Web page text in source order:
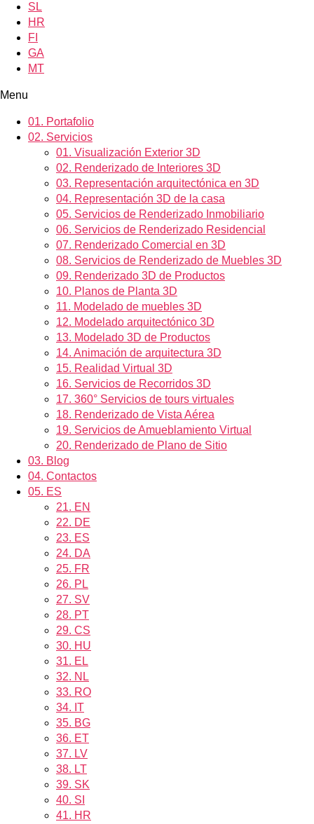
SL
HR
FI
GA
MT
Menu
01. Portafolio
02. Servicios
01. Visualización Exterior 3D
02. Renderizado de Interiores 3D
03. Representación arquitectónica en 3D
04. Representación 3D de la casa
05. Servicios de Renderizado Inmobiliario
06. Servicios de Renderizado Residencial
07. Renderizado Comercial en 3D
08. Servicios de Renderizado de Muebles 3D
09. Renderizado 3D de Productos
10. Planos de Planta 3D
11. Modelado de muebles 3D
12. Modelado arquitectónico 3D
13. Modelado 3D de Productos
14. Animación de arquitectura 3D
15. Realidad Virtual 3D
16. Servicios de Recorridos 3D
17. 360° Servicios de tours virtuales
18. Renderizado de Vista Aérea
19. Servicios de Amueblamiento Virtual
20. Renderizado de Plano de Sitio
03. Blog
04. Contactos
05. ES
21. EN
22. DE
23. ES
24. DA
25. FR
26. PL
27. SV
28. PT
29. CS
30. HU
31. EL
32. NL
33. RO
34. IT
35. BG
36. ET
37. LV
38. LT
39. SK
40. SI
41. HR